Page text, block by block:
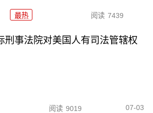
最热 阅读 7439
刑事法院对美国人有司法管辖权
阅读 9019 07-03